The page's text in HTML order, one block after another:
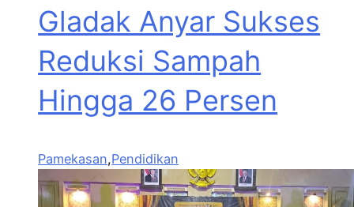
Gladak Anyar Sukses
Reduksi Sampah
Hingga 26 Persen
Pamekasan,Pendidikan